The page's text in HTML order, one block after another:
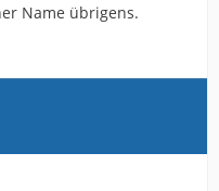
Name übrigens.